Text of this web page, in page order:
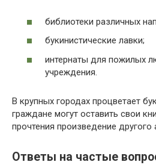
библиотеки различных
букинистические лавки;
интернаты для пожилых
учреждения.
В крупных городах процветает
граждане могут оставить свои
прочтения произведение другого
Ответы на частые